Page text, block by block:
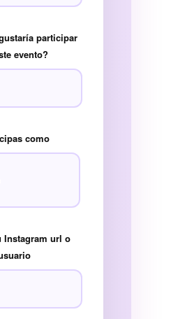
participar
evento?
como
Instagram url o